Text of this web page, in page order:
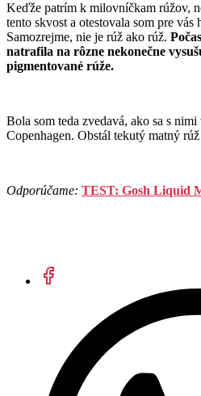
Keďže patrím k milovníčkam rúžov,
tento skvost a otestovala som pre vás
Samozrejme, nie je rúž ako rúž.
natrafila na rôzne nekonečne
pigmentované rúže.
Bola som teda zvedavá, ako sa s
Copenhagen. Obstál tekutý matný
Odporúčame: TEST: Gosh Liquid